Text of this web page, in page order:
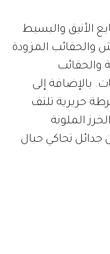
الأنيق والبسيط
والحقائب المزودة
والحقائب
بالإضافة إلى
حريرية تلتف
الملونة
تحاكي حبال